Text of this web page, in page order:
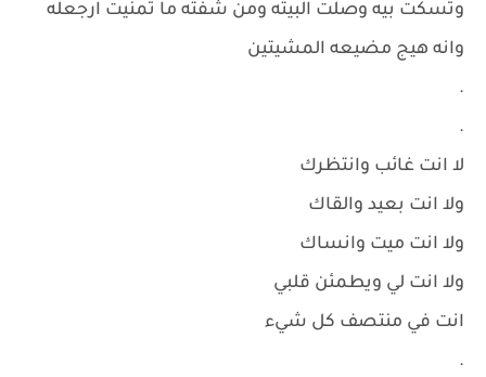
وتسكت بيه وصلت البيته ومن شفته ما تمنيت ارجعله
وانه هيج مضيعه المشيتين
.
.
لا انت غائب وانتظرك
ولا انت بعيد والقاك
ولا انت ميت وانساك
ولا انت لي ويطمئن قلبي
انت في منتصف كل شيء
.